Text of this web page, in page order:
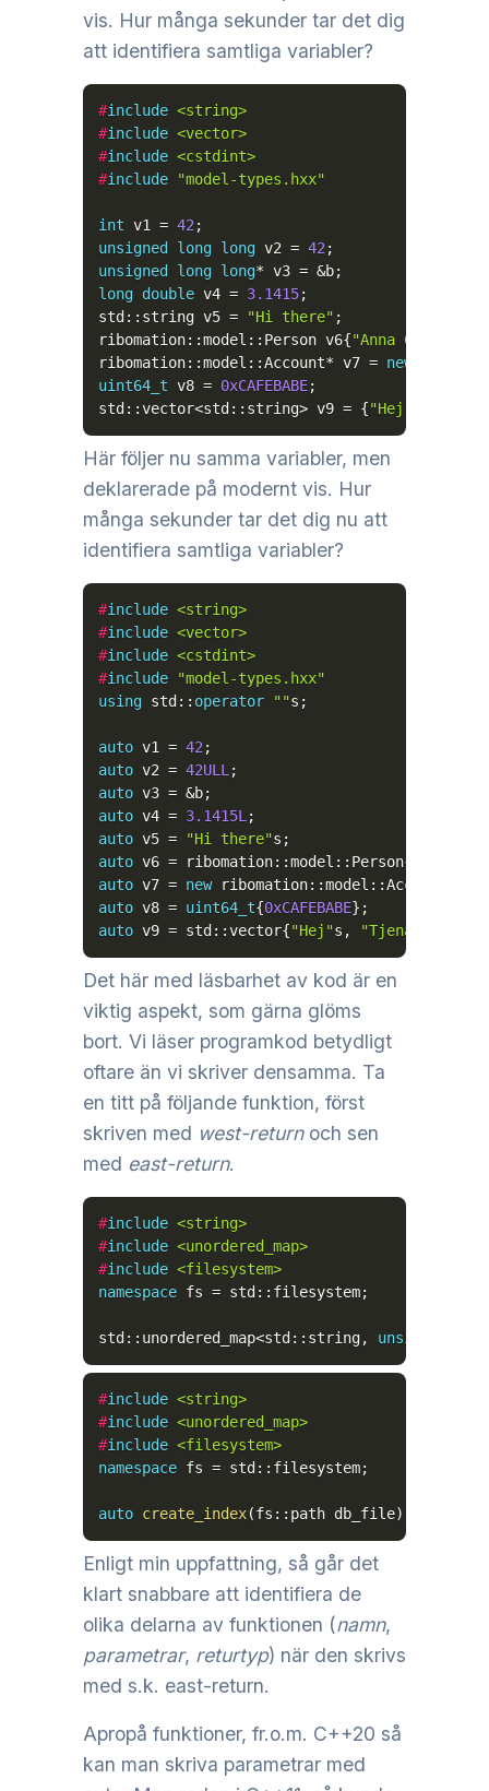
vis. Hur många sekunder tar det dig
att identifiera samtliga variabler?
#include <string>
#include <vector>
#include <cstdint>
#include "model-types.hxx"
int v1 = 42;
unsigned
long long v2 = 42;
unsigned
long long* v3 = &b;
long double v4 = 3.1415;
std :: string v5 = "Hi there" ;
ribomation::model :: Person v6{"Anna Conda"
ribomation::model ::Account* v7 = new
uint64_t v8 = 0xCAFEBABE;
std ::vector<std :: string> v9 = {"Hej"
Här följer nu samma variabler, men
deklarerade på modernt vis. Hur
många sekunder tar det dig nu att
identifiera samtliga variabler?
#include <string>
#include <vector>
#include <cstdint>
#include
"model-types.hxx"
using std :: operator ""s ;
auto v1 = 42;
auto v2 = 42ULL;
auto v3 = &b;
auto v4 = 3.1415L;
auto v5 = "Hi there"s ;
auto v6 = ribomation::model :: Person{
auto v7 = new ribomation::model ::Account
auto v8 = uint64_t{0xCAFEBABE} ;
auto v9 = std ::vector{"Hej"s , "Tjena"
Det här med läsbarhet av kod är en
viktig aspekt, som gärna glöms
bort. Vi läser programkod betydligt
oftare än vi skriver densamma. Ta
en titt på följande funktion, först
skriven med west-returnoch sen
med east-return.
#include <string>
#include <unordered_map>
#include <filesystem>
namespace fs = std :: filesystem;
std :: unordered_map<std :: string, unsigned
#include <string>
#include <unordered_map>
#include <filesystem>
namespace fs = std :: filesystem;
auto create_index(fs :: path db_file)
Enligt min uppfattning, så går det
klart snabbare att identifiera de
olika delarna av funktionen (namn,
parametrar, returtyp) när den skrivs
med s.k. east-return.
Apropå funktioner, fr.o.m. C++20 så
kan man skriva parametrar med